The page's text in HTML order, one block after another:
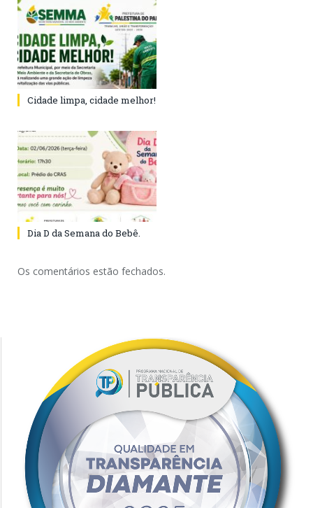
Cidade limpa, cidade melhor!
Dia D da Semana do Bebê.
Os comentários estão fechados.